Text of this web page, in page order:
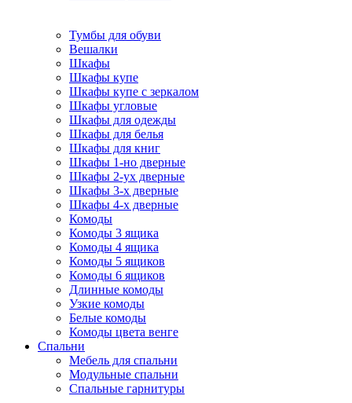
Тумбы для обуви
Вешалки
Шкафы
Шкафы купе
Шкафы купе с зеркалом
Шкафы угловые
Шкафы для одежды
Шкафы для белья
Шкафы для книг
Шкафы 1-но дверные
Шкафы 2-ух дверные
Шкафы 3-х дверные
Шкафы 4-х дверные
Комоды
Комоды 3 ящика
Комоды 4 ящика
Комоды 5 ящиков
Комоды 6 ящиков
Длинные комоды
Узкие комоды
Белые комоды
Комоды цвета венге
Спальни
Мебель для спальни
Модульные спальни
Спальные гарнитуры